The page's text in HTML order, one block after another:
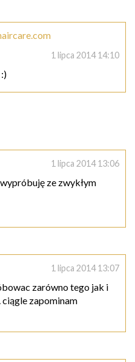
1 lipca 2014 14:10
1 lipca 2014 13:06
ze zwykłym
1 lipca 2014 13:07
zarówno tego jak i
ciągle zapominam